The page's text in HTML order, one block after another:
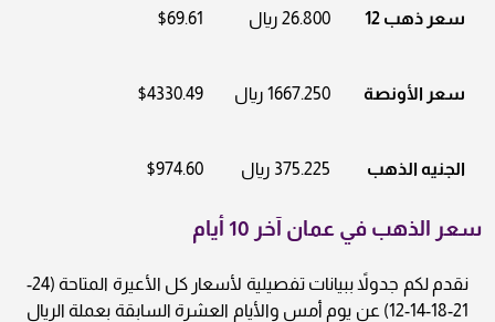
سعر ذهب 12 26.800 ريال $69.61
سعر الأونصة 1667.250 ريال $4330.49
الجنيه الذهب 375.225 ريال $974.60
سعر الذهب في عمان آخر 10 أيام
نقدم لكم جدولاً ببيانات تفصيلية لأسعار كل الأعيرة المتاحة (24-
21-18-14-12) عن يوم أمس والأيام العشرة السابقة بعملة الريال